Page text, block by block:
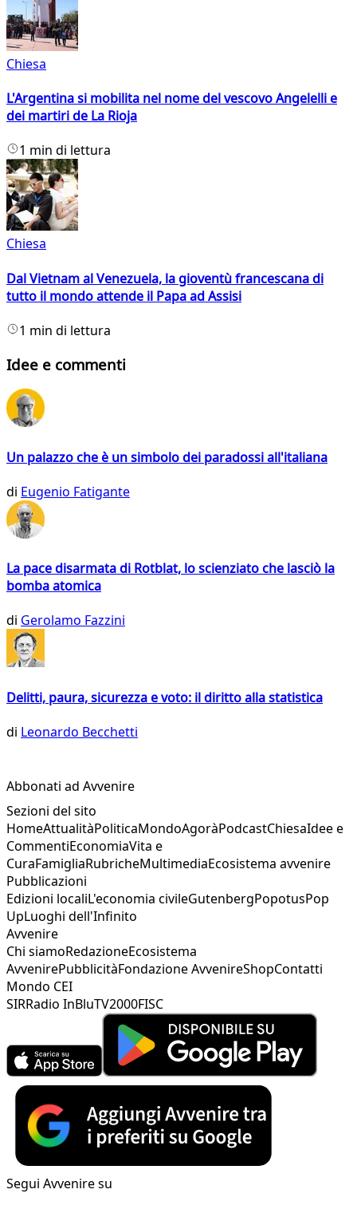
Chiesa
L'Argentina si mobilita nel nome del vescovo Angelelli e
dei martiri de La Rioja
1 min di lettura
Chiesa
Dal Vietnam al Venezuela, la gioventù francescana di
tutto il mondo attende il Papa ad Assisi
1 min di lettura
Idee e commenti
Un palazzo che è un simbolo dei paradossi all'italiana
di Eugenio Fatigante
La pace disarmata di Rotblat, lo scienziato che lasciò la
bomba atomica
di Gerolamo Fazzini
Delitti, paura, sicurezza e voto: il diritto alla statistica
di Leonardo Becchetti
Abbonati ad Avvenire
Sezioni del sito
HomeAttualitàPoliticaMondoAgoràPodcastChiesaIdee e
CommentiEconomiaVita e
CuraFamigliaRubricheMultimediaEcosistema avvenire
Pubblicazioni
Edizioni localiL'economia civileGutenbergPopotusPop
UpLuoghi dell'Infinito
Avvenire
Chi siamoRedazioneEcosistema
AvvenirePubblicitàFondazione AvvenireShopContatti
Mondo CEI
SIRRadio InBluTV2000FISC
Segui Avvenire su